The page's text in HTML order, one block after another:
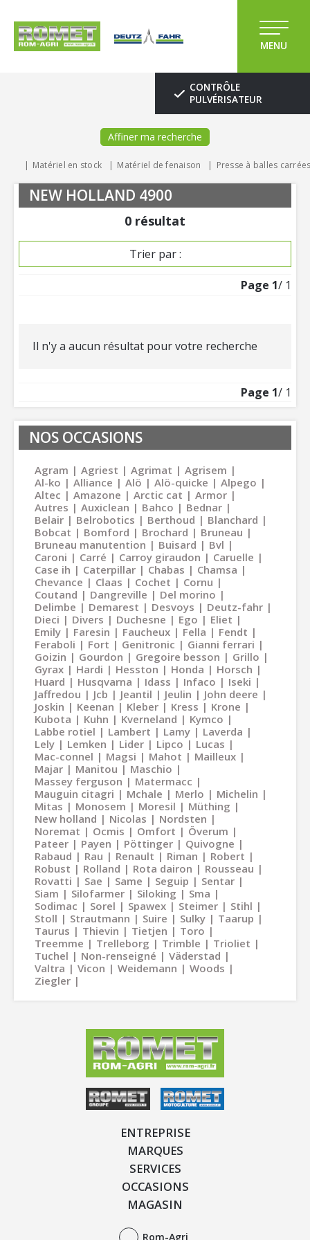
MENU
CONTRÔLE
PULVÉRISATEUR
Affiner ma recherche
Matériel en stock Matériel de fenaison Presse à balles
NEW HOLLAND 4900
0 résultat
Trier par :
Page 1/ 1
Il n'y a aucun résultat pour votre recherche
Page 1/ 1
NOS OCCASIONS
Agram Agriest Agrimat
Agrisem
Al-ko
Alliance Alö Alö-quicke
Alpego
Altec
Amazone Arctic cat
Armor
Autres
Auxiclean Bahco
Bednar
Belair
Belrobotics Berthoud
Blanchard
Bobcat
Bomford Brochard
Bruneau
Bruneau manutention
Buisard
Bvl
Caroni
Carré Carroy giraudon
Caruelle
Case ih
Caterpillar Chabas
Chamsa
Chevance
Claas Cochet
Cornu
Coutand
Dangreville
Del morino
Delimbe
Demarest Desvoys
Deutz-fahr
Dieci
Divers Duchesne Ego
Eliet
Emily
Faresin Faucheux Fella
Fendt
Feraboli
Fort Genitronic
Gianni ferrari
Goizin
Gourdon Gregoire besson
Grillo
Gyrax
Hardi Hesston Honda
Horsch
Huard
Husqvarna Idass Infaco
Iseki
Jaffredou
Jcb Jeantil Jeulin
John deere
Joskin
Keenan Kleber Kress
Krone
Kubota
Kuhn Kverneland
Kymco
Labbe rotiel
Lambert Lamy
Laverda
Lely
Lemken Lider Lipco
Lucas
Mac-connel
Magsi Mahot
Mailleux
Majar
Manitou
Maschio
Massey ferguson
Matermacc
Mauguin citagri
Mchale Merlo
Michelin
Mitas
Monosem Moresil
Müthing
New holland
Nicolas
Nordsten
Noremat
Ocmis Omfort
Överum
Pateer
Payen Pöttinger
Quivogne
Rabaud
Rau Renault Riman
Robert
Robust
Rolland Rota dairon
Rousseau
Rovatti
Sae Same Seguip
Sentar
Siam
Silofarmer Siloking
Sma
Sodimac
Sorel Spawex Steimer
Stihl
Stoll
Strautmann Suire Sulky
Taarup
Taurus
Thievin Tietjen
Toro
Treemme
Trelleborg Trimble
Trioliet
Tuchel
Non-renseigné
Väderstad
Valtra
Vicon Weidemann
Woods
Ziegler
ENTREPRISE
MARQUES
SERVICES
OCCASIONS
MAGASIN
Rom-Agri